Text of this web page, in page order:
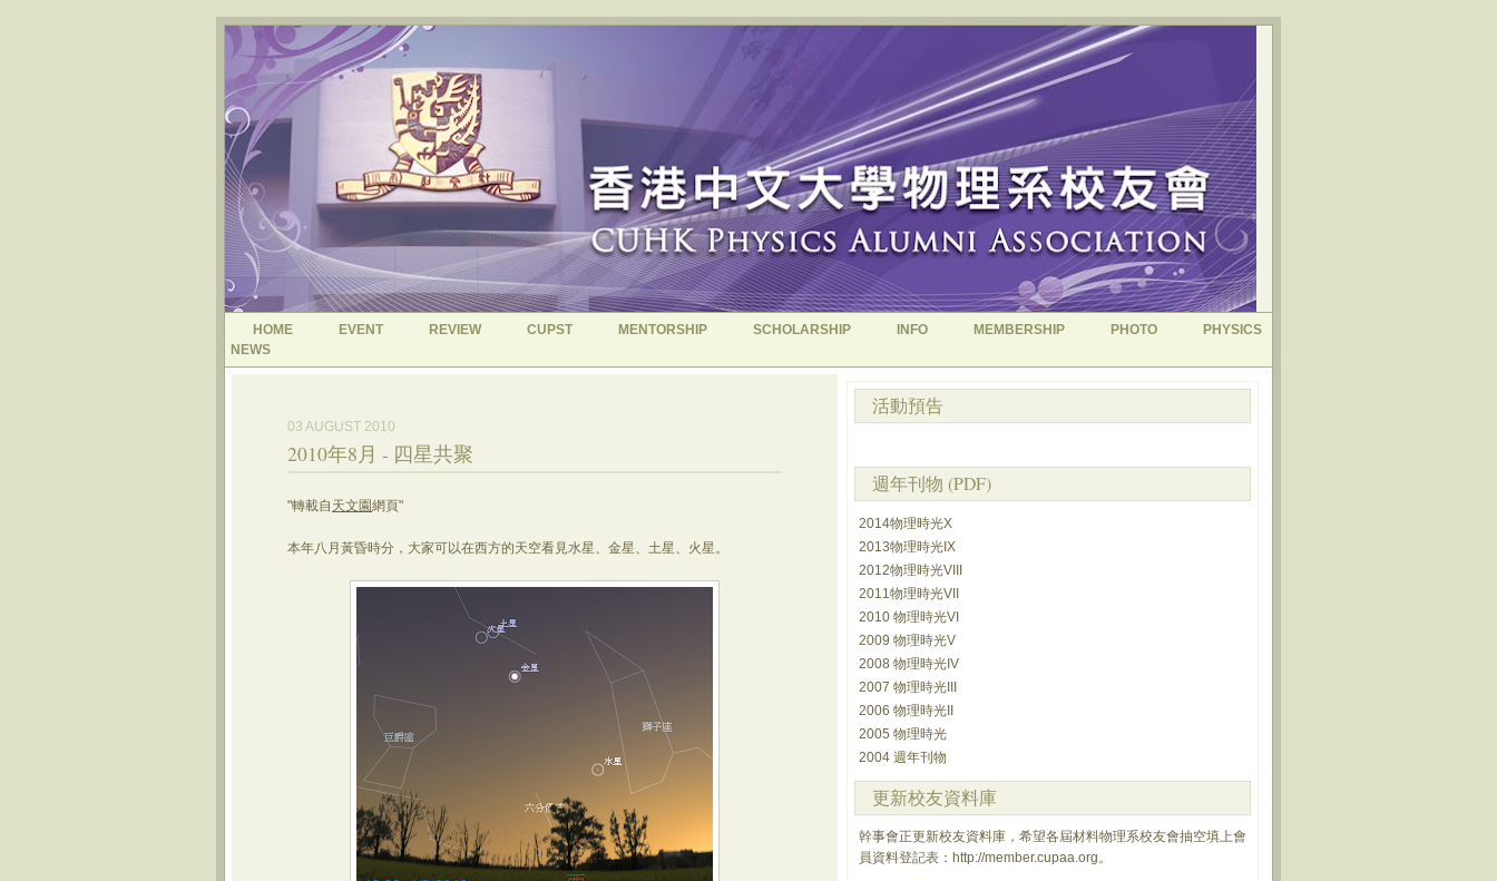
HOME EVENT REVIEW CUPST MENTORSHIP SCHOLARSHIP INFO MEMBERSHIP PHOTO
PHYSICS
NEWS
03 AUGUST 2010
2010年8月 - 四星共聚
"轉載自 天文園網頁"
本年八月黃昏時分，大家可以在西方的天空看見水星、金星、土星、火星。
活動預告
週年刊物 (PDF)
2014物理時光X
2013物理時光IX
2012物理時光VIII
2011物理時光VII
2010 物理時光VI
2009 物理時光V
2008 物理時光IV
2007 物理時光III
2006 物理時光II
2005 物理時光
2004 週年刊物
更新校友資料庫
幹事會正更新校友資料庫，希望各屆材料物理系校友會抽空填上會
員資料登記表： http://member.cupaa.org。